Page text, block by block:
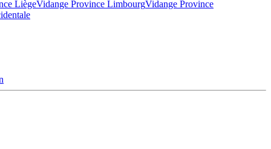
LiègeVidange Province LimbourgVidange Province